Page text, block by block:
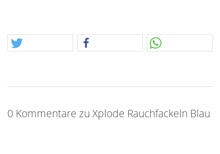
0 Kommentare zu Xplode Rauchfackeln Blau